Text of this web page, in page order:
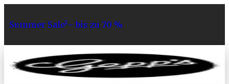
Summer Sale¹– bis zu 70 %
0